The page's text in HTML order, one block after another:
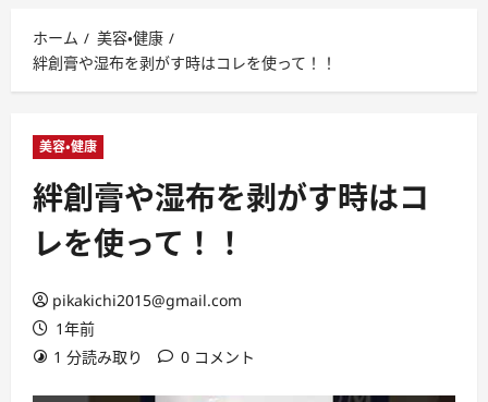
メ
ニ
ュ
ホーム
美容・健康
絆創膏や湿布を剥がす時はコレを使って！！
美容・健康
絆創膏や湿布を剥がす時はコ
レを使って！！
pikakichi2015@gmail.com
1年前
1 分読み取り
0 コメント